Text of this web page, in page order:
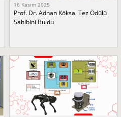
16 Kasım 2025
Prof. Dr. Adnan Köksal Tez Ödülü
Sahibini Buldu